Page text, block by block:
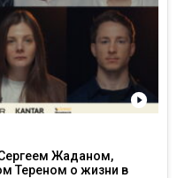
Жаданом,
Тереном о жизни в